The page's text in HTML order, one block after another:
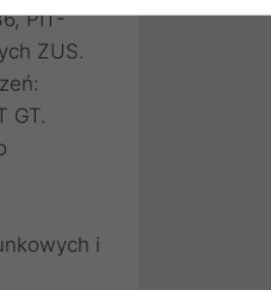
PIT-
ZUS.
GT.
i